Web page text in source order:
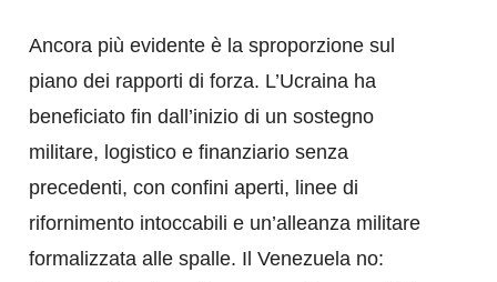
Ancora più evidente è la sproporzione sul
piano dei rapporti di forza. L’Ucraina ha
beneficiato fin dall’inizio di un sostegno
militare, logistico e finanziario senza
precedenti, con confini aperti, linee di
rifornimento intoccabili e un’alleanza militare
formalizzata alle spalle. Il Venezuela no: